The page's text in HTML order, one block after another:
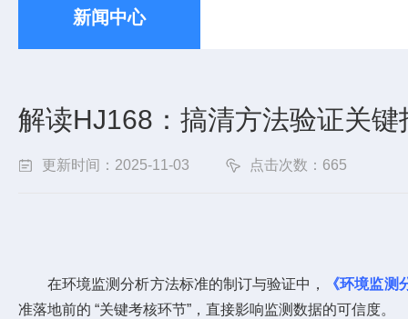
新闻中心
解读HJ168：搞清方法验证关键
更新时间：2025-11-03 点击次数：665
在环境监测分析方法标准的制订与验证中，
《环境监
准落地前的 “关键考核环节”，直接影响监测数据的可信度。